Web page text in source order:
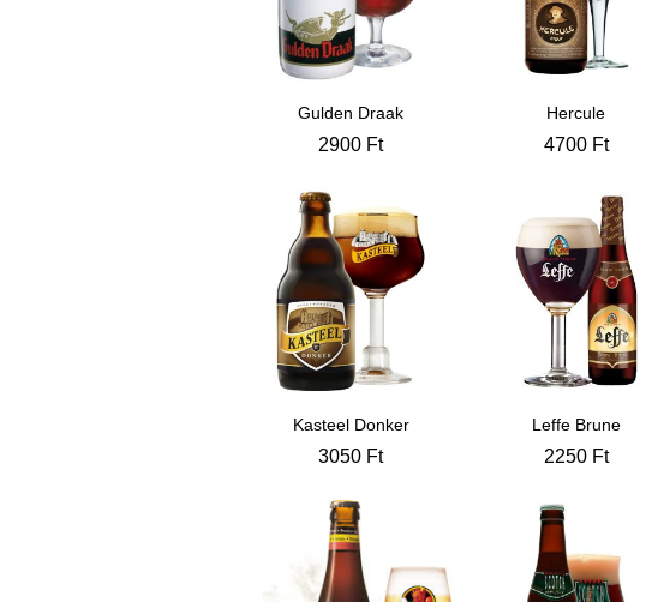
Gulden Draak
2900 Ft
Hercule
4700 Ft
Kasteel Donker
3050 Ft
Leffe Brune
2250 Ft